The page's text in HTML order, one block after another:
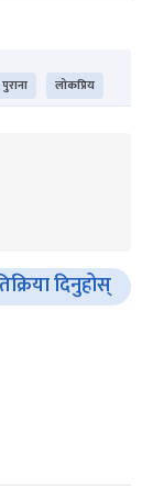
पुराना लोकप्रिय
दिनुहोस्